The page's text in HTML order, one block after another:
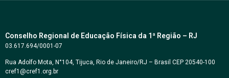
Conselho Regional de Educação Física da 1ª Região – RJ
03.617.694/0001-07
Rua Adolfo Mota, N°104, Tijuca, Rio de Janeiro/RJ – Brasil CEP 20540-100
cref1@cref1.org.br